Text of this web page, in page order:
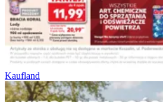
Kaufland